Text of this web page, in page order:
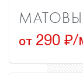
от 290 ₽/